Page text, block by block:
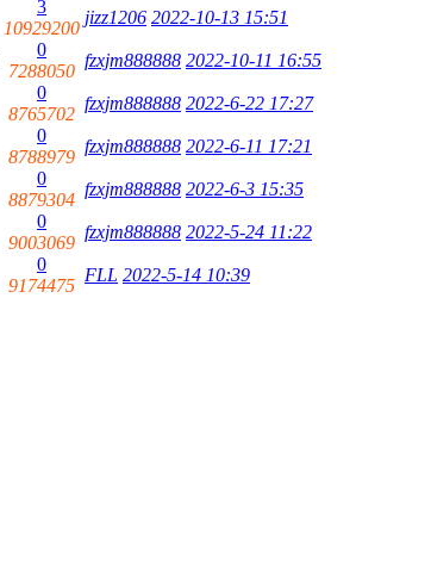
3
10929200
jizz1206 2022-10-13 15:51
0
7288050
fzxjm888888 2022-10-11 16:55
0
8765702
fzxjm888888 2022-6-22 17:27
0
8788979
fzxjm888888 2022-6-11 17:21
0
8879304
fzxjm888888 2022-6-3 15:35
0
9003069
fzxjm888888 2022-5-24 11:22
0
9174475
FLL 2022-5-14 10:39